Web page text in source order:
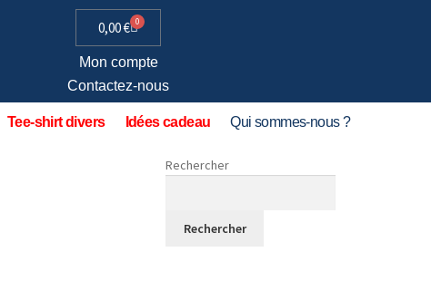
0,00€ 0
Mon compte
Contactez-nous
Tee-shirt divers Idées cadeau Qui sommes-nous ?
Rechercher
Rechercher